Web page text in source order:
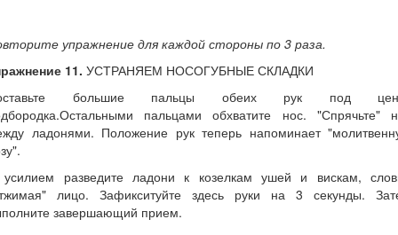
упражнение для каждой стороны по 3 раза.
11. УСТРАНЯЕМ НОСОГУБНЫЕ СКЛАДКИ
большие пальцы обеих рук под
пальцами обхватите нос. "Спрячьте"
ладонями. Положение рук теперь напоминает
разведите ладони к козелкам ушей и вискам,
лицо. Зафикситуйте здесь руки на 3 секунды.
завершающий прием.